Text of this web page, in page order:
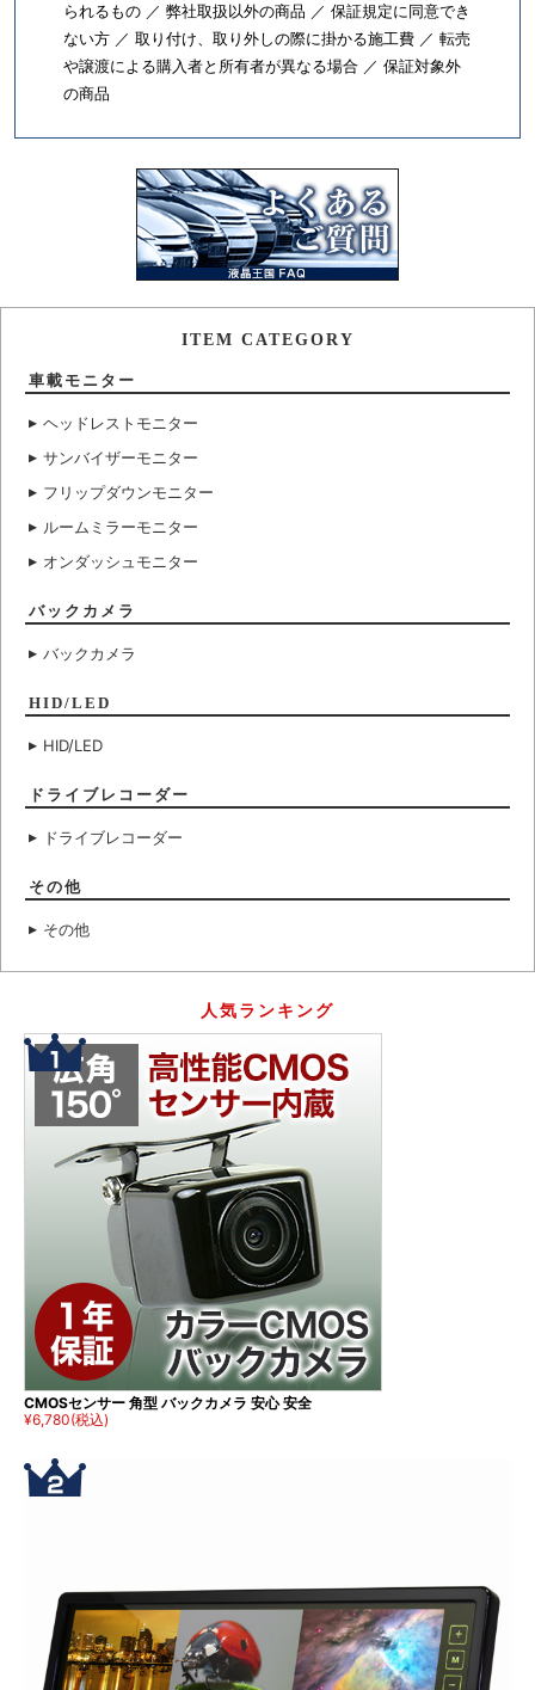
られるもの ／ 弊社取扱以外の商品 ／ 保証規定に同意でき
ない方 ／ 取り付け、取り外しの際に掛かる施工費 ／ 転売
や譲渡による購入者と所有者が異なる場合 ／ 保証対象外
の商品
ITEM CATEGORY
車載モニター
ヘッドレストモニター
サンバイザーモニター
フリップダウンモニター
ルームミラーモニター
オンダッシュモニター
バックカメラ
バックカメラ
HID/LED
HID/LED
ドライブレコーダー
ドライブレコーダー
その他
その他
人気ランキング
CMOSセンサー 角型 バックカメラ 安心 安全
¥6,780(税込)